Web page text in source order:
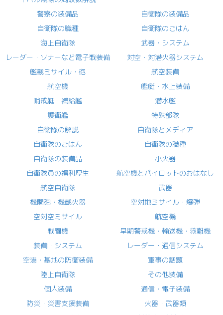
警察の装備品
自衛隊の装備品
自衛隊の職種
自衛隊のごはん
海上自衛隊
武器・システム
レーダー・ソナーなど電子戦装備
対空・対潜火器システム
艦載ミサイル・砲
航空装備
航空機
艦艇・水上装備
哨戒艇・補給艦
潜水艦
護衛艦
特殊部隊
自衛隊の解説
自衛隊とメディア
自衛隊のごはん
自衛隊の職種
自衛隊の装備品
小火器
自衛隊員の福利厚生
航空機とパイロットのおはなし
航空自衛隊
武器
機関砲・機載火器
空対地ミサイル・爆弾
空対空ミサイル
航空機
戦闘機
早期警戒機・輸送機・救難機
装備・システム
レーダー・通信システム
空港・基地の防衛装備
軍事の話題
陸上自衛隊
その他装備
個人装備
通信・電子装備
防災・災害支援装備
火器・武器類